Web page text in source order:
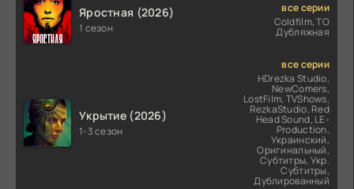
Яростная (2026)
1 сезон
все серии
Coldfilm, ТО
Дубляжная
Укрытие (2026)
1-3 сезон
все серии
HDrezka Studio,
NewComers,
LostFilm, TVShows,
RezkaStudio, Red
Head Sound, LE-
Production,
Украинский,
Оригинальный,
Субтитры, Укр.
Субтитры,
Дублированный